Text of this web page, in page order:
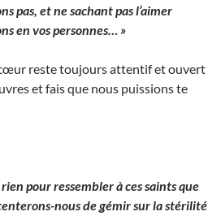
pas, et ne sachant pas l’aimer
en vos personnes… »
reste toujours attentif et ouvert
et fais que nous puissions te
pour ressembler à ces saints que
nous de gémir sur la stérilité